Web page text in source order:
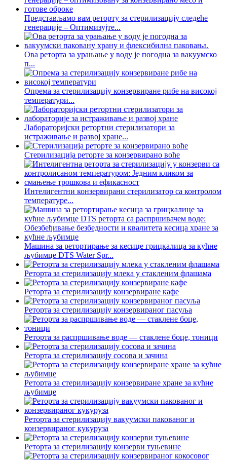
Представљамо вам реторту за стерилизацију следеће
генерације – Оптимизујте...
Ова реторта за урањање у воду је погодна за вакуумско
п...
Опрема за стерилизацију конзервиране рибе на високој
температури...
Лабораторијски ретортни стерилизатори за
истраживање и развој хране...
Стерилизација реторте за конзервирано воће
Интелигентни конзервирани стерилизатор са контролом
температуре...
Машина за ретортирање за кесице грицкалица за кућне
љубимце DTS Water Spr...
Реторта за стерилизацију млека у стакленим флашама
Реторта за стерилизацију конзервиране кафе
Реторта за стерилизацију конзервираног пасуља
Реторта за распршивање воде — стаклене боце, тоници
Реторта за стерилизацију сосова и зачина
Реторта за стерилизацију конзервиране хране за кућне
љубимце
Реторта за стерилизацију вакуумски пакованог и
конзервираног кукуруза
Реторта за стерилизацију конзерви туњевине